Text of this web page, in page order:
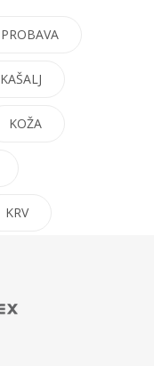
PROBAVA
KAŠALJ
KOŽA
KRV